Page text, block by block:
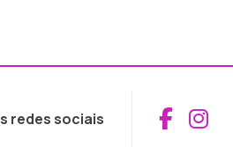
redes sociais